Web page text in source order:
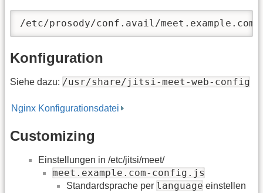
/etc/prosody/conf.avail/
Konfiguration
Siehe dazu: /usr/share/jitsi-meet-web-config
Nginx Konfigurationsdatei
Customizing
Einstellungen in /etc/jitsi/meet/
meet.example.com-config.js
Standardsprache per language einstellen